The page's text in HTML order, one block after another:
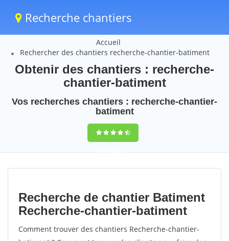
Recherche chantiers
Accueil
Rechercher des chantiers recherche-chantier-batiment
Obtenir des chantiers : recherche-
chantier-batiment
Vos recherches chantiers : recherche-chantier-
batiment
9,5(100%)57
votes
Recherche de chantier Batiment
Recherche-chantier-batiment
Comment trouver des chantiers Recherche-chantier-